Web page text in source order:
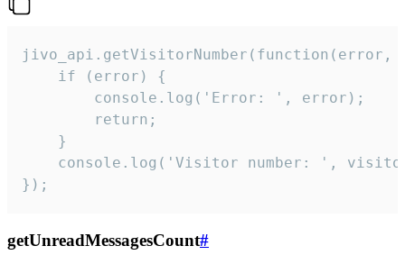
jivo_api.getVisitorNumber(function(error,
    if (error) {
        console.log('Error: ', error);
        return;
    }
console.log('Visitor number: ',
});
getUnreadMessagesCount#